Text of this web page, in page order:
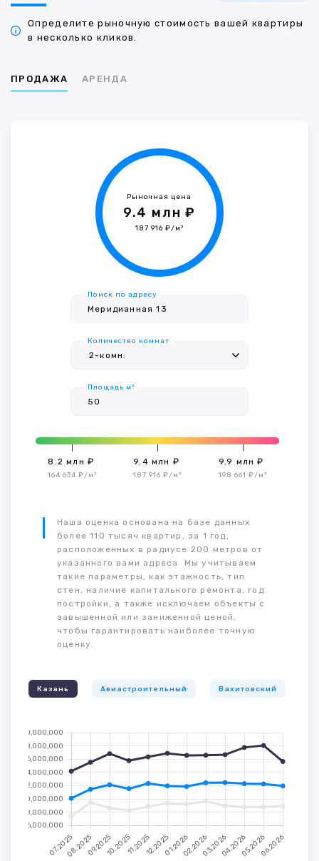
Определите рыночную стоимость вашей квартиры
в несколько кликов.
ПРОДАЖА АРЕНДА
Рыночная цена
9.4 млн ₽
187 916 ₽/м²
Поиск по адресу
Количество комнат
Площадь м²
8.2 млн ₽
164 634 ₽/м²
9.4 млн ₽
187 916 ₽/м²
9.9 млн ₽
198 661 ₽/м²
Наша оценка основана на базе данных
более 110 тысяч квартир, за 1 год,
расположенных в радиусе 200 метров от
указанного вами адреса. Мы учитываем
такие параметры, как этажность, тип
стен, наличие капитального ремонта, год
постройки, а также исключаем объекты с
завышенной или заниженной ценой,
чтобы гарантировать наиболее точную
оценку.
Казань Авиастроительный Вахитовский